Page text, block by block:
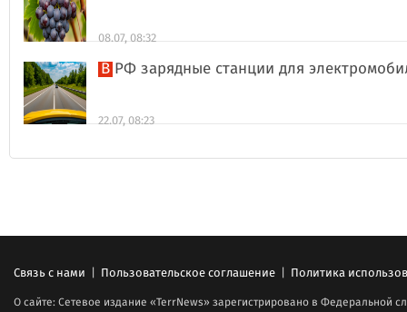
08.07, 08:32
В РФ зарядные станции для
22.07, 08:23
Связь с нами | Пользовательское соглашение | Политика
О сайте: Сетевое издание «TerrNews» зарегистрировано в Федеральной